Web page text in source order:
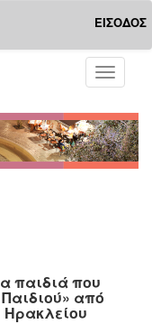
ΕΙΣΟΔΟΣ
Toggle
παιδιά που
από
Ηρακλείου